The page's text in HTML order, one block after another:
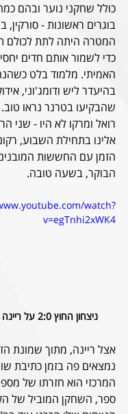
כולל שחקני נוער ובהם
בוגרים ראשונות - סורקין,
המטרה היתה לתת
כדי לשמור אותם חדים
האמיתי. מלמוד בלט
בהיעדר ליש ודומג'וני,
שהבקיעו בטרנר נראו
רואל ומרקו לא היו - שני
אלינו בתחילת השבוע,
הזמן עם החששות
הבוקר, בשעה טובה.
watch?
v=egTnhi2xWK4
ניצחון החוץ 2:0 על ריינה|עונת 2022-23
אצל ריינה, מתוך שמונת
נמצאים פה בזמן כתיבת
ספר, השחקן המוביל של